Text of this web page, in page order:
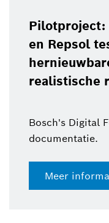
Pilotproject:
en Repsol
realistische
Bosch's Digital
documentatie.
Meer